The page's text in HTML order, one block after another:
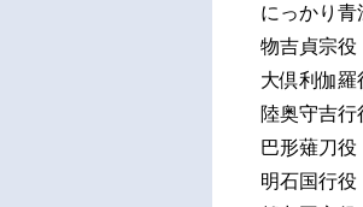
にっかり青
物吉貞宗役
大倶利伽羅
陸奥守吉
巴形薙刀役
明石国行役